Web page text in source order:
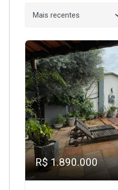
Ordenar por
R$ 1.890.000